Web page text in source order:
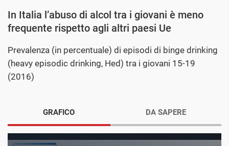
In Italia l’abuso di alcol tra i giovani è meno
frequente rispetto agli altri paesi Ue
Prevalenza (in percentuale) di episodi di binge drinking
(heavy episodic drinking, Hed) tra i giovani 15-19
(2016)
GRAFICO DA SAPERE